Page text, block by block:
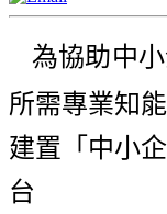
為協助中
所需專業知
建置「中小
台